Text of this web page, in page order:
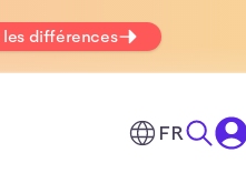
différences
FR